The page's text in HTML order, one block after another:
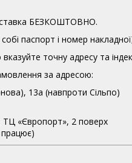
БЕЗКОШТОВНО.
паспорт і номер
точну адресу та
за адресою:
13а (навпроти Сільпо)
«Європорт», 2 поверх